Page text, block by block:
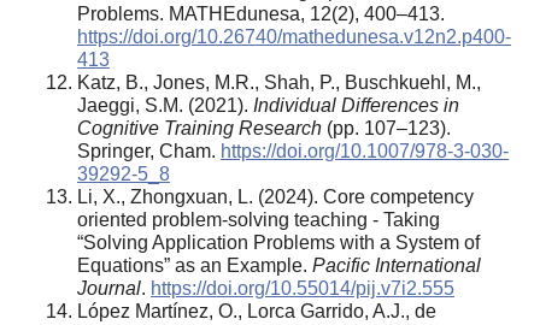
Problems. MATHEdunesa, 12(2), 400–413.
https://doi.org/10.26740/mathedunesa.v12n2.p400-
413
Katz, B., Jones, M.R., Shah, P., Buschkuehl, M.,
Jaeggi, S.M. (2021). Individual Differences in
Cognitive Training Research (pp. 107–123).
Springer, Cham. https://doi.org/10.1007/978-3-030-
39292-5_8
Li, X., Zhongxuan, L. (2024). Core competency
oriented problem-solving teaching - Taking
“Solving Application Problems with a System of
Equations” as an Example. Pacific International
Journal. https://doi.org/10.55014/pij.v7i2.555
López Martínez, O., Lorca Garrido, A.J., de